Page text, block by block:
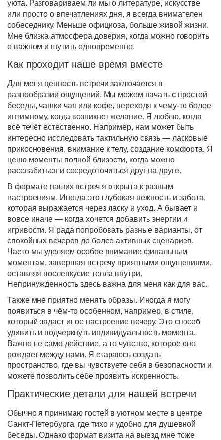
уюта. Разговариваем ли мы о литературе, искусстве
или просто о впечатлениях дня, я всегда внимателен
собеседнику. Меньше официоза, больше живой жизни.
Мне близка атмосфера доверия, когда можно говорить
о важном и шутить одновременно.
Как проходит наше время вместе
Для меня ценность встречи заключается в
разнообразии ощущений. Мы можем начать с простой
беседы, чашки чая или кофе, переходя к чему-то более
интимному, когда возникнет желание. Я люблю, когда
всё течёт естественно. Например, нам может быть
интересно исследовать тактильную связь — ласковые
прикосновения, внимание к телу, создание комфорта. Я
ценю моменты полной близости, когда можно
расслабиться и сосредоточиться друг на друге.
В формате наших встреч я открыта к разным
настроениям. Иногда это глубокая нежность и забота,
которая выражается через ласку и уход. А бывает и
вовсе иначе — когда хочется добавить энергии и
игривости. Я рада попробовать разные варианты, от
спокойных вечеров до более активных сценариев.
Часто мы уделяем особое внимание финальным
моментам, завершая встречу приятными ощущениями,
оставляя послевкусие тепла внутри.
Непринужденность здесь важна для меня как для вас.
Также мне приятно менять образы. Иногда я могу
появиться в чём-то особенном, например, в стиле,
который задаст иное настроение вечеру. Это способ
удивить и подчеркнуть индивидуальность момента.
Важно не само действие, а то чувство, которое оно
рождает между нами. Я стараюсь создать
пространство, где вы чувствуете себя в безопасности и
можете позволить себе проявить искренность.
Практические детали для нашей встречи
Обычно я принимаю гостей в уютном месте в центре
Санкт-Петербурга, где тихо и удобно для душевной
беседы. Однако формат визита на выезд мне тоже